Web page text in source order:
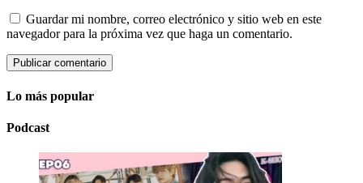
Guardar mi nombre, correo electrónico y sitio web en este
navegador para la próxima vez que haga un comentario.
Lo más popular
Podcast